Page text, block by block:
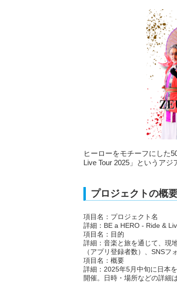
ヒーローをモチーフにした
Live Tour 2025」というア
プロジェクトの概
項目名：プロジェクト名
詳細：BE a HERO - Ride &
項目名：目的
詳細：音楽と旅を通じて、現
（アプリ登録者数）、SNSフ
項目名：概要
詳細：2025年5月中旬に日本
開催。日時・場所などの詳細